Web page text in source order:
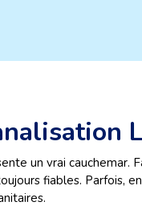
un vrai
fiables. Parfois,